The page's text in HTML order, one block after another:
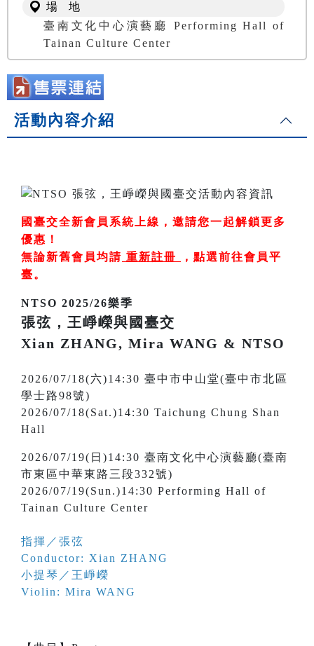
場 地
臺南文化中心演藝廳 Performing Hall of
Tainan Culture Center
活動內容介紹
國臺交全新會員系統上線，邀請您一起解鎖更多
優惠！
無論新舊會員均請 重新註冊 ， 點選前往會員平
臺。
NTSO 2025/26樂季
張弦，王崢嶸與國臺交
Xian ZHANG, Mira WANG & NTSO
2026/07/18(六)14:30 臺中市中山堂(臺中市北區
學士路98號)
2026/07/18(Sat.)14:30 Taichung Chung Shan
Hall
2026/07/19(日)14:30 臺南文化中心演藝廳(臺南
市東區中華東路三段332號)
2026/07/19(Sun.)14:30 Performing Hall of
Tainan Culture Center
指揮／張弦
Conductor: Xian ZHANG
小提琴／王崢嶸
Violin: Mira WANG